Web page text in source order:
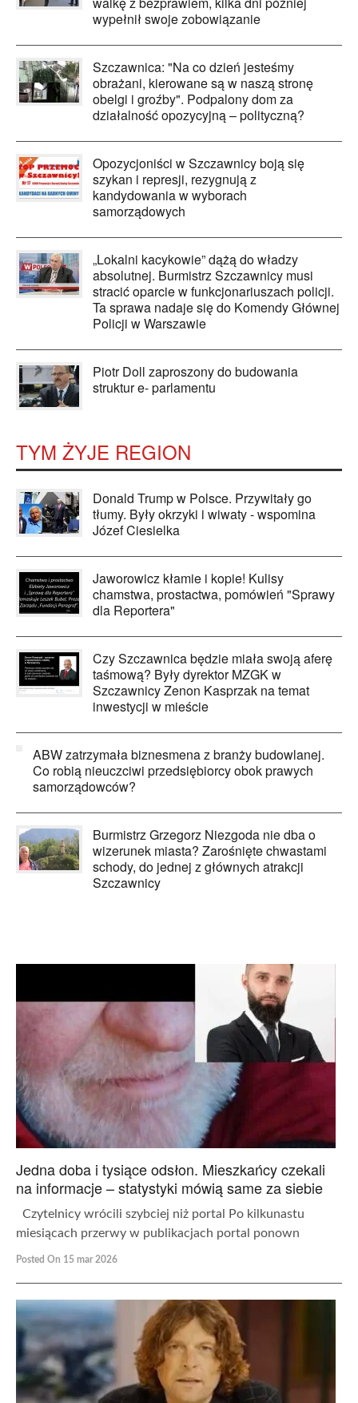
wypełnił swoje zobowiązanie
Szczawnica: "Na co dzień jesteśmy
obrażani, kierowane są w naszą stronę
obelgi i groźby". Podpalony dom za
działalność opozycyjną – polityczną?
Opozycjoniści w Szczawnicy boją się
szykan i represji, rezygnują z
kandydowania w wyborach
samorządowych
„Lokalni kacykowie” dążą do władzy
absolutnej. Burmistrz Szczawnicy musi
stracić oparcie w funkcjonariuszach policji.
Ta sprawa nadaje się do Komendy Głównej
Policji w Warszawie
Piotr Doll zaproszony do budowania
struktur e- parlamentu
TYM ŻYJE REGION
Donald Trump w Polsce. Przywitały go
tłumy. Były okrzyki i wiwaty - wspomina
Józef Ciesielka
Jaworowicz kłamie i kopie! Kulisy
chamstwa, prostactwa, pomówień "Sprawy
dla Reportera"
Czy Szczawnica będzie miała swoją aferę
taśmową? Były dyrektor MZGK w
Szczawnicy Zenon Kasprzak na temat
inwestycji w mieście
ABW zatrzymała biznesmena z branży budowlanej.
Co robią nieuczciwi przedsiębiorcy obok prawych
samorządowców?
Burmistrz Grzegorz Niezgoda nie dba o
wizerunek miasta? Zarośnięte chwastami
schody, do jednej z głównych atrakcji
Szczawnicy
Jedna doba i tysiące odsłon. Mieszkańcy czekali
na informacje – statystyki mówią same za siebie
Czytelnicy wrócili szybciej niż portal Po kilkunastu
miesiącach przerwy w publikacjach portal ponown
Posted On 15 mar 2026